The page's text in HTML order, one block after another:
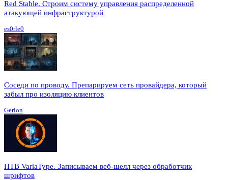
Red Stable. Строим систему управления распределенной
атакующей инфраструктурой
es0rle0
Соседи по проводу. Препарируем сеть провайдера, который
забыл про изоляцию клиентов
Gerion
HTB VariaType. Записываем веб-шелл через обработчик
шрифтов